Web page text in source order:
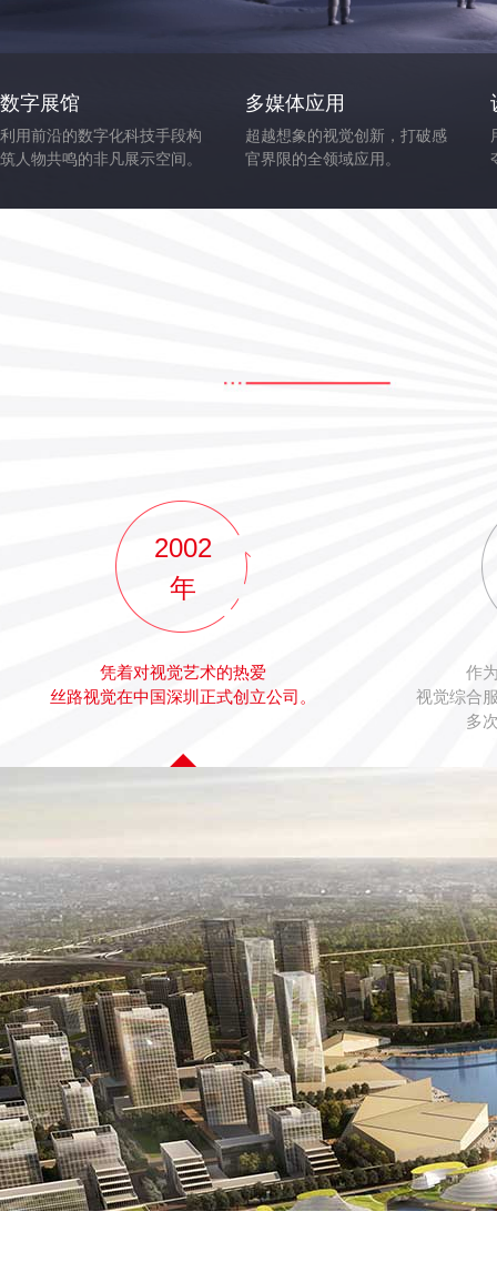
数字展馆
利用前沿的数字化科技手段构
筑人物共鸣的非凡展示空间。
多媒体应用
超越想象的视觉创新，打破感
官界限的全领域应用。
2002
年
凭着对视觉艺术的热爱
丝路视觉在中国深圳正式创立公司。
作
视觉综合
多